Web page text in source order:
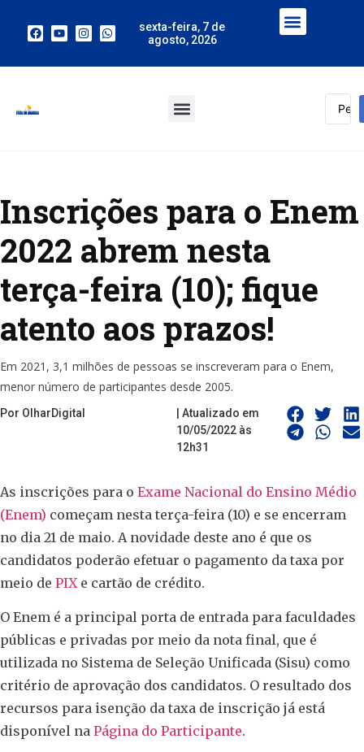
sexta-feira, 7 de
agosto, 2026
Inscrições para o Enem
2022 abrem nesta
terça-feira (10); fique
atento aos prazos!
Em 2021, 3,1 milhões de pessoas se inscreveram para o Enem,
menor número de participantes desde 2005.
Por OlharDigital
| Atualizado em
10/05/2022 às
12h31
As inscrições para o Exame Nacional do Ensino Médio
(Enem) começam nesta terça-feira (10) e se encerram
no dia 21 de maio. A novidade deste ano é que os
candidatos poderão efetuar o pagamento da taxa por
meio de PIXe cartão de crédito.
O Enem é a principal porta de entrada para faculdades
públicas e privadas por meio da nota final, que é
utilizada no Sistema de Seleção Unificada (Sisu) como
critério de aprovação dos candidatos. O resultado dos
recursos para isenção da taxa de inscrição já está
disponível na Página do Participante.